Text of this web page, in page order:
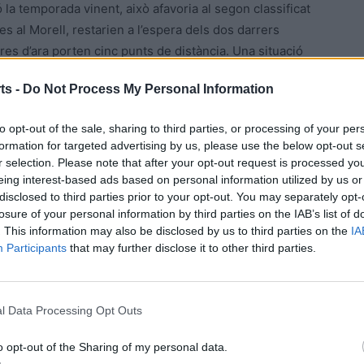
- Do Not Process My Personal Information
opt-out of the sale, sharing to third parties, or processing of your
for targeted advertising by us, please use the below opt-out
selection. Please note that after your opt-out request is processed
interest-based ads based on personal information utilized by us
to third parties prior to your opt-out. You may separately
of your personal information by third parties on the IAB’s list of
This information may also be disclosed by us to third parties on the
Participants that may further disclose it to other third parties.
Data Processing Opt Outs
opt-out of the Sharing of my personal data.
temporada vinent, això afavoria al segon classificat
al Morell, restarien a l’espera dels dos darrers
d’ara porten cinc punts de distància. Una situació
que de totes totes els permetria dependre d’elles
que el factor del coeficient particular respecte
és favorable a les del Montsià en cas d’empat a
d’elles mateixes
un duel on les jugadores de Joel Aparicio es jugaven
darrera jornada del campionat a la pista del Morell.
de donar-li emoció a la recta final del campionat,
mateix. Era un compromís avançat a la darrera
dominadores del compromís, generant